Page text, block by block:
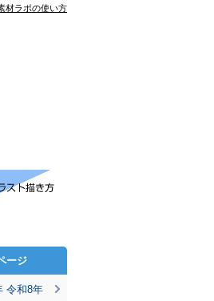
材ラボの使い方
ージ
令和8年